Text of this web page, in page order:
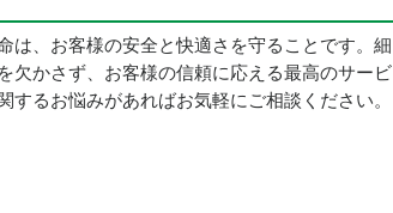
は、お客様の安全と快適さを守ることです。細
欠かさず、お客様の信頼に応える最高のサービ
するお悩みがあればお気軽にご相談ください。